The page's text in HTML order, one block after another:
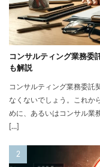
コンサルティング業務委
も解説
コンサルティング業務委託
なくないでしょう。これか
めに、あるいはコンサル業
[…]